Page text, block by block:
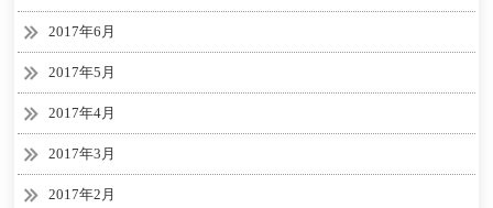
2017年6月
2017年5月
2017年4月
2017年3月
2017年2月